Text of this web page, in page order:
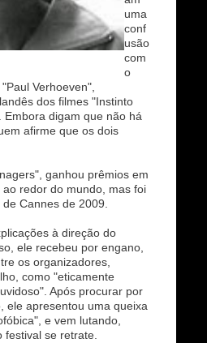
uma
conf
usão
com
o
Verhoeven",
dos filmes "Instinto
Embora digam que não há
afirme que os dois
ganhou prêmios em
redor do mundo, mas foi
Cannes de 2009.
à direção do
ele recebeu por engano,
os organizadores,
como "eticamente
Após procurar por
ele apresentou uma queixa
e vem lutando,
festival se retrate.